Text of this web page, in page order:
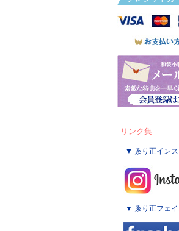
リンク集
▼ ゑり正イン
▼ ゑり正フェイ